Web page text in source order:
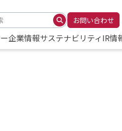
お問い合わせ
企業情報サステナビリティIR情